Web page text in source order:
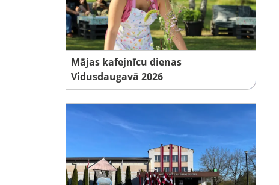
Mājas kafejnīcu dienas
Vidusdaugavā 2026